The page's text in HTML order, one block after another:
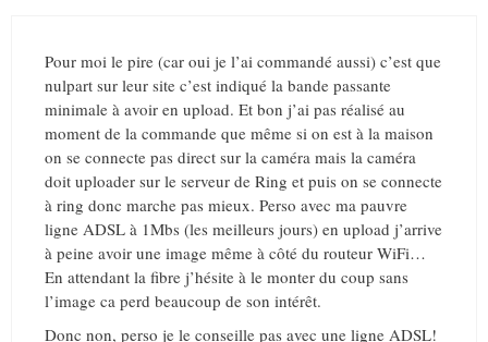
Pour moi le pire (car oui je l’ai commandé aussi) c’est que
nulpart sur leur site c’est indiqué la bande passante
minimale à avoir en upload. Et bon j’ai pas réalisé au
moment de la commande que même si on est à la maison
on se connecte pas direct sur la caméra mais la caméra
doit uploader sur le serveur de Ring et puis on se connecte
à ring donc marche pas mieux. Perso avec ma pauvre
ligne ADSL à 1Mbs (les meilleurs jours) en upload j’arrive
à peine avoir une image même à côté du routeur WiFi…
En attendant la fibre j’hésite à le monter du coup sans
l’image ca perd beaucoup de son intérêt.
Donc non, perso je le conseille pas avec une ligne ADSL!